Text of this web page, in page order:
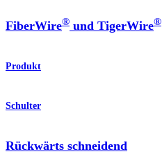
FiberWire® und TigerWire®
Produkt
Schulter
Rückwärts schneidend